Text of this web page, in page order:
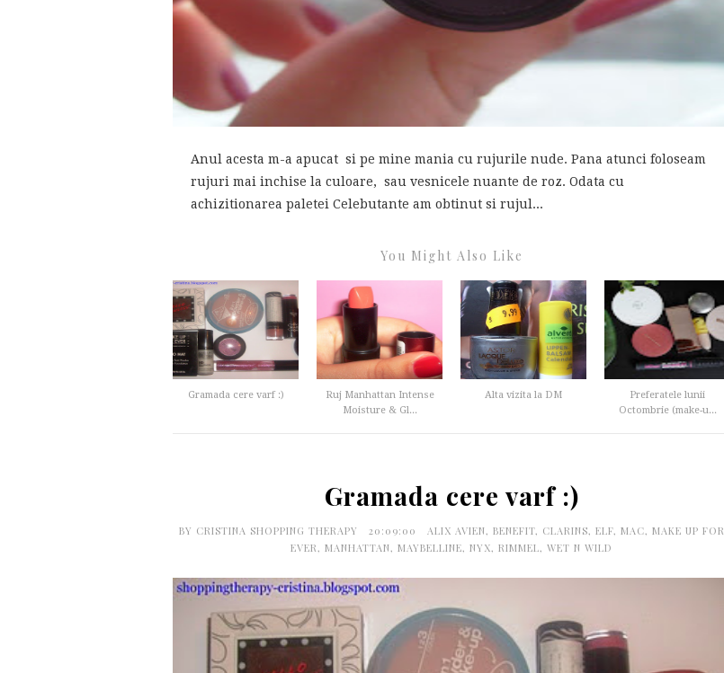
Anul acesta m-a apucat si pe mine mania cu rujurile nude. Pana atunci foloseam
rujuri mai inchise la culoare, sau vesnicele nuante de roz. Odata cu
achizitionarea paletei Celebutante am obtinut si rujul...
You Might Also Like
Gramada cere varf :)
Ruj Manhattan Intense
Moisture & Gl...
Alta vizita la DM
Preferatele lunii
Octombrie (make-u...
Gramada cere varf :)
BY CRISTINA SHOPPING THERAPY 20:09:00 ALIX AVIEN, BENEFIT, CLARINS, ELF, MAC, MAKE UP FOR
EVER, MANHATTAN, MAYBELLINE, NYX, RIMMEL, WET N WILD